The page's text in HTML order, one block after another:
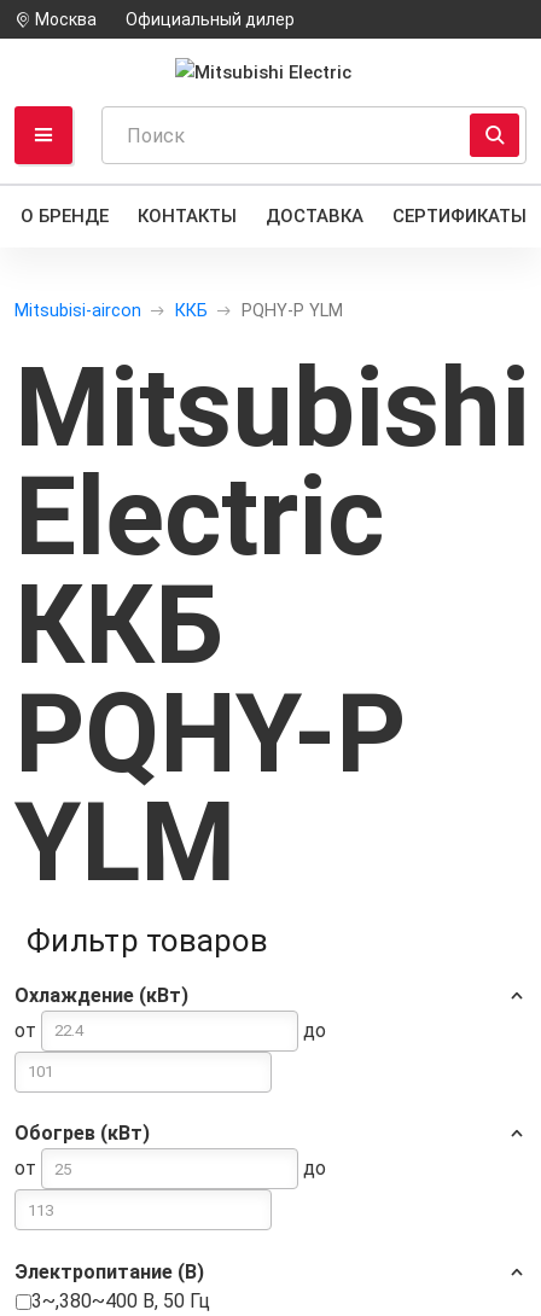
Москва Официальный дилер
О БРЕНДЕ КОНТАКТЫ ДОСТАВКА СЕРТИФИКАТЫ
Mitsubisi-aircon ККБ PQHY-P YLM
Mitsubishi
Electric
ККБ
PQHY-P
YLM
Фильтр товаров
Охлаждение (кВт)
от
до
Обогрев (кВт)
от
до
Электропитание (В)
3~,380~400 В, 50 Гц